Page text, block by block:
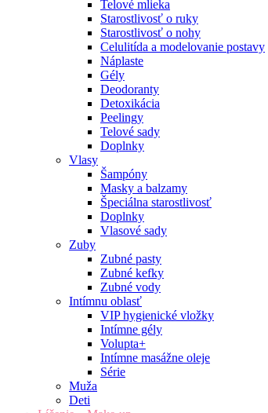
Telové mlieka
Starostlivosť o ruky
Starostlivosť o nohy
Celulitída a modelovanie postavy
Náplaste
Gély
Deodoranty
Detoxikácia
Peelingy
Telové sady
Doplnky
Vlasy
Šampóny
Masky a balzamy
Špeciálna starostlivosť
Doplnky
Vlasové sady
Zuby
Zubné pasty
Zubné kefky
Zubné vody
Intímnu oblasť
VIP hygienické vložky
Intímne gély
Volupta+
Intímne masážne oleje
Série
Muža
Deti